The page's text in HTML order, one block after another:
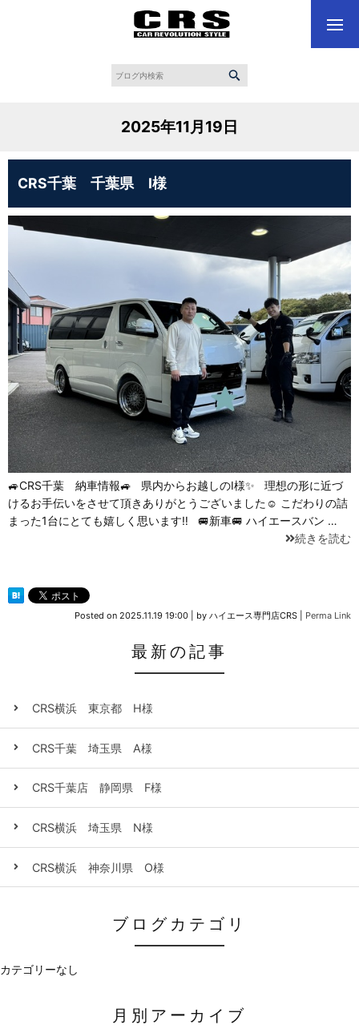
2025年11月19日
CRS千葉 千葉県 I様
🚙CRS千葉 納車情報🚙 県内からお越しのI様✨ 理想の形に近づ
けるお手伝いをさせて頂きありがとうございました☺ こだわりの詰
まった1台にとても嬉しく思います‼ 🚐新車🚐 ハイエースバン …
続きを読む
Posted on 2025.11.19 19:00 by ハイエース専門店CRS Perma Link
最新の記事
CRS横浜 東京都 H様
CRS千葉 埼玉県 A様
CRS千葉店 静岡県 F様
CRS横浜 埼玉県 N様
CRS横浜 神奈川県 O様
ブログカテゴリ
カテゴリーなし
月別アーカイブ